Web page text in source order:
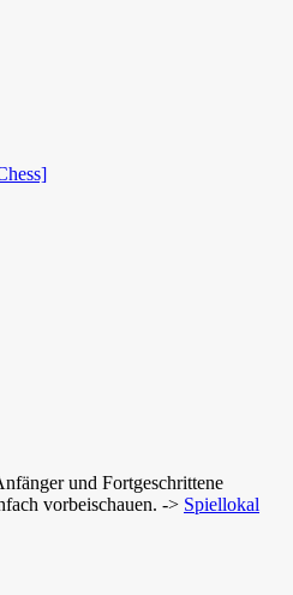
und Fortgeschrittene
vorbeischauen. -> Spiellokal